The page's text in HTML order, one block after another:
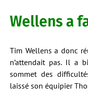
Wellens a
Tim Wellens a donc
n’attendait pas. Il a
sommet des
laissé son équipier